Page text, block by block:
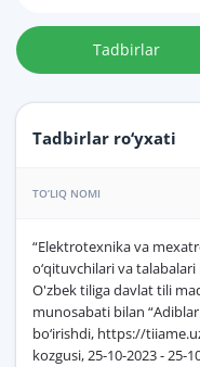
Tadbirlar
Tadbirlar ro‘yxati
TO‘LIQ NOMI
“Elektrotexnika va
o‘qituvchilari va
O'zbek tiliga davlat tili
munosabati bilan
bo‘irishdi, https://
kozgusi, 25-10-2023 - 25-